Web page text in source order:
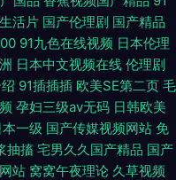
活片 国产伦理剧 国产精品
91九色在线视频 日本伦理
日本中文视频在线 伦理剧
91插插插 欧美SE第二页 毛
孕妇三级av无码 日韩欧美
本一级 国产传媒视频网站 免
抽搐 宅男久久国产精品 国产
站 窝窝午夜理论 久草视频